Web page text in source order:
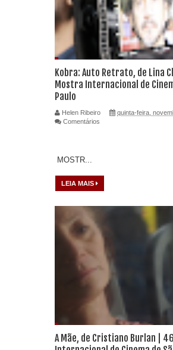
Kobra: Auto Retrato, de Lina
Mostra Internacional de
Paulo
Helen Ribeiro
quinta-feira,
Comentários
MOSTR...
LEIA MAIS
A Mãe, de Cristiano Burlan |